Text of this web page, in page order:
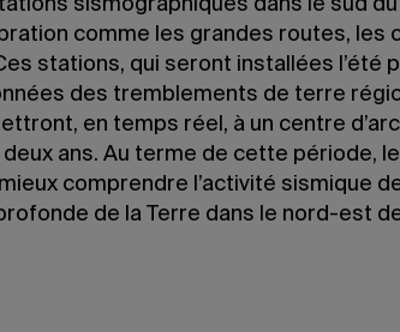
sismographiques dans le sud
comme les grandes routes, les
stations, qui seront installées l’été
des tremblements de terre
en temps réel, à un centre
ans. Au terme de cette période,
comprendre l’activité sismique
de la Terre dans le nord-est